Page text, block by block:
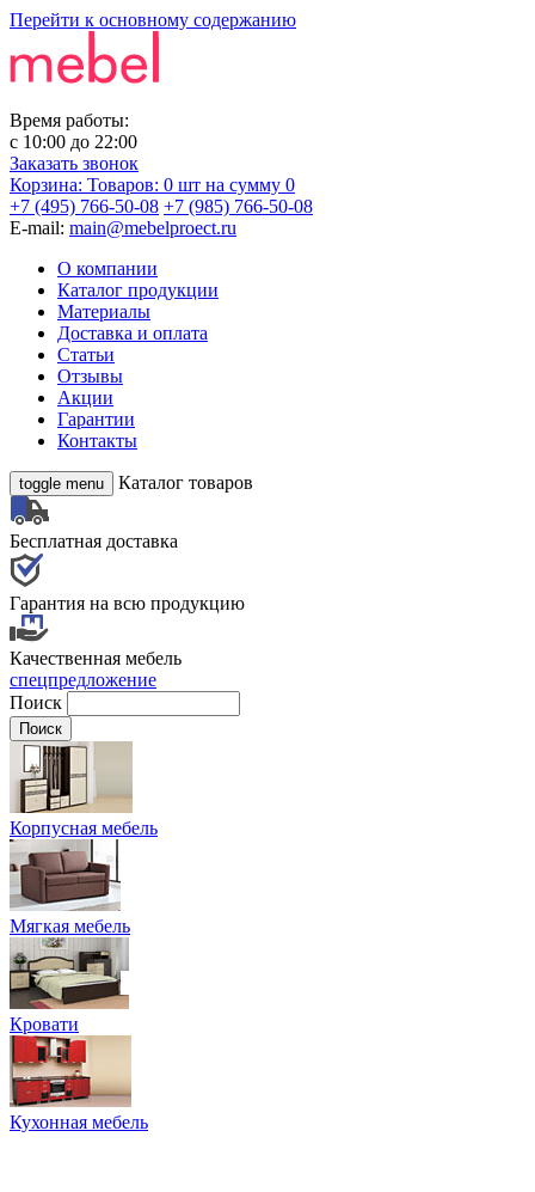
Перейти к основному содержанию
Время работы:
с 10:00 до 22:00
Заказать звонок
Корзина: Товаров: 0 шт на сумму 0
+7 (495) 766-50-08 +7 (985) 766-50-08
E-mail: main@mebelproect.ru
О компании
Каталог продукции
Материалы
Доставка и оплата
Статьи
Отзывы
Акции
Гарантии
Контакты
toggle menu Каталог товаров
Бесплатная доставка
Гарантия на всю продукцию
Качественная мебель
спецпредложение
Поиск
Корпусная мебель
Мягкая мебель
Кровати
Кухонная мебель